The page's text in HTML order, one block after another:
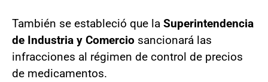
También se estableció que la Superintendencia
de Industria y Comercio sancionará las
infracciones al régimen de control de precios
de medicamentos.